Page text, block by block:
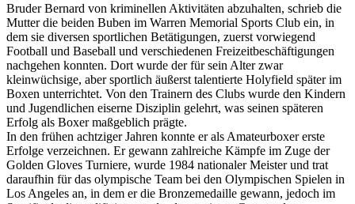
Bruder Bernard von kriminellen Aktivitäten abzuhalten, schrieb die
Mutter die beiden Buben im Warren Memorial Sports Club ein, in
dem sie diversen sportlichen Betätigungen, zuerst vorwiegend
Football und Baseball und verschiedenen Freizeitbeschäftigungen
nachgehen konnten. Dort wurde der für sein Alter zwar
kleinwüchsige, aber sportlich äußerst talentierte Holyfield später im
Boxen unterrichtet. Von den Trainern des Clubs wurde den Kindern
und Jugendlichen eiserne Disziplin gelehrt, was seinen späteren
Erfolg als Boxer maßgeblich prägte.
In den frühen achtziger Jahren konnte er als Amateurboxer erste
Erfolge verzeichnen. Er gewann zahlreiche Kämpfe im Zuge der
Golden Gloves Turniere, wurde 1984 nationaler Meister und trat
daraufhin für das olympische Team bei den Olympischen Spielen in
Los Angeles an, in dem er die Bronzemedaille gewann, jedoch im